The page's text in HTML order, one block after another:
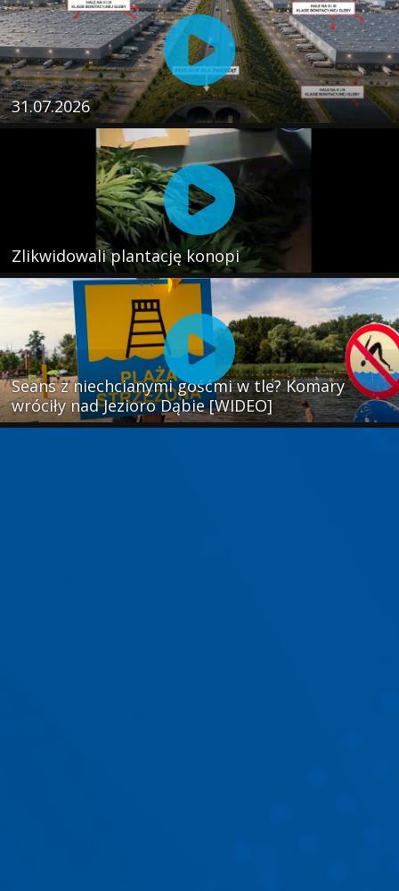
31.07.2026
Zlikwidowali plantację konopi
Seans z niechcianymi gośćmi w tle? Komary
wróciły nad Jezioro Dąbie [WIDEO]